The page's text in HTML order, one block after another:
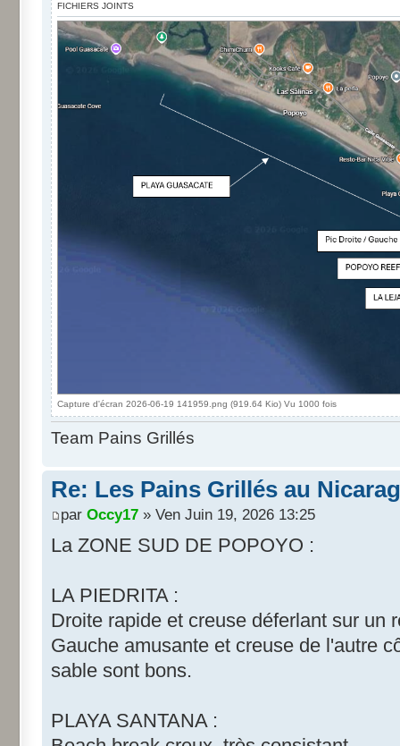
FICHIERS JOINTS
Capture d'écran 2026-06-19 141959.png (919.64 Kio) Vu 1000 fois
Team Pains Grillés
Re: Les Pains Grillés au
par Occy17 » Ven Juin 19, 2026 13:25
La ZONE SUD DE POPOYO :
LA PIEDRITA :
Droite rapide et creuse déferlant sur un
Gauche amusante et creuse de l'autre
sable sont bons.
PLAYA SANTANA :